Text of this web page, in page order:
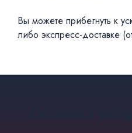
Вы можете прибегнуть к
либо экспресс-доставке